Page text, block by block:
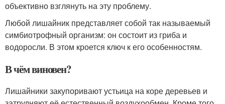
объективно взглянуть на эту проблему.
Любой лишайник представляет собой так называемый
симбиотрофный организм: он состоит из гриба и
водоросли. В этом кроется ключ к его особенностям.
В чём виновен?
Лишайники закупоривают устьица на коре деревьев и